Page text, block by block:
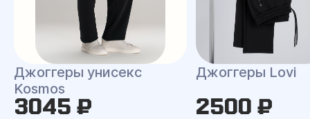
Джоггеры унисекс
Kosmos
3045 ₽
Джоггеры Lovi
2500 ₽